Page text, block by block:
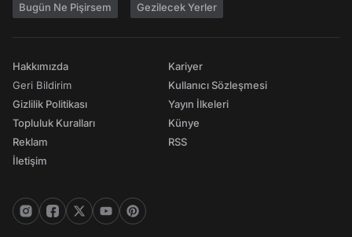
Bugün Ne Pişirsem Gezilecek Yerler
Hakkımızda
Geri Bildirim
Gizlilik Politikası
Topluluk Kuralları
Reklam
İletişim
Kariyer
Kullanıcı Sözleşmesi
Yayın İlkeleri
Künye
RSS